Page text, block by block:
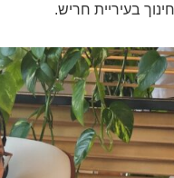
בעיריית חריש.